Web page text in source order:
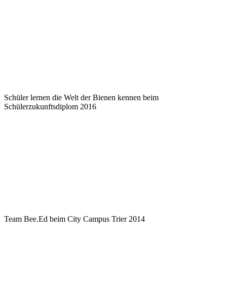
Schüler lernen die Welt der Bienen kennen beim
Schülerzukunftsdiplom 2016
Team Bee.Ed beim City Campus Trier 2014